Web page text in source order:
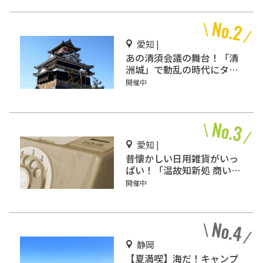
愛知 |
あの清須会議の舞台！「清
洲城」で動乱の時代にタイ
ムスリップ!?
開催中
愛知 |
昔懐かしい日用雑貨がいっ
ぱい！「温故知新処 商い史
料館」
開催中
静岡
【夏満喫】海だ！キャンプ